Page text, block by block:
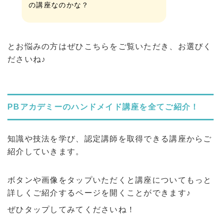
の講座なのかな？
とお悩みの方はぜひこちらをご覧いただき、お選びく
ださいね♪
PBアカデミーのハンドメイド講座を全てご紹介！
知識や技法を学び、認定講師を取得できる講座からご
紹介していきます。
ボタンや画像をタップいただくと講座についてもっと
詳しくご紹介するページを開くことができます♪
ぜひタップしてみてくださいね！